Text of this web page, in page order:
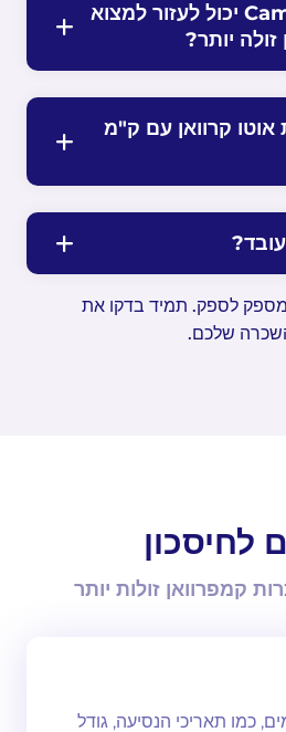
כיצד Camper Champ יכול לעזור למצוא
יותר?
קרוואן עם ק"מ
לספק. תמיד בדקו את
שלכם.
לחיסכון
קמפרוואן זולות יותר
כמו תאריכי הנסיעה, גודל